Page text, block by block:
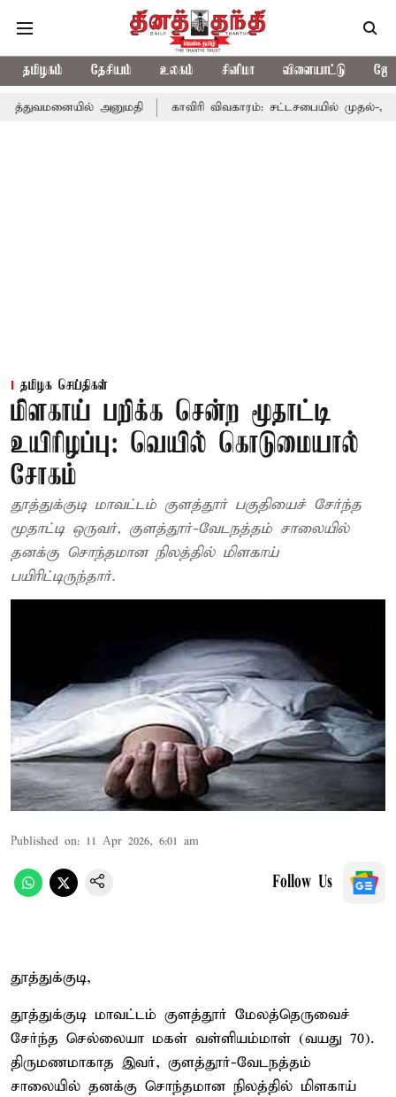
தமிழகம் தேசியம் உலகம் சினிமா விளையாட்டு
அனுமதி காவிரி விவகாரம்: சட்டசபையில் முதல்-அமைச்சர்
தமிழக செய்திகள்
மிளகாய் பறிக்க சென்ற மூதாட்டி
உயிரிழப்பு: வெயில் கொடுமையால்
சோகம்
தூத்துக்குடி மாவட்டம் குளத்தூர் பகுதியைச் சேர்ந்த
மூதாட்டி ஒருவர், குளத்தூர்-வேடநத்தம் சாலையில்
தனக்கு சொந்தமான நிலத்தில் மிளகாய்
பயிரிட்டிருந்தார்.
Published on: 11 Apr 2026, 6:01 am
Follow Us
தூத்துக்குடி,
தூத்துக்குடி மாவட்டம் குளத்தூர் மேலத்தெருவைச்
சேர்ந்த செல்லையா மகள் வள்ளியம்மாள் (வயது 70).
திருமணமாகாத இவர், குளத்தூர்-வேடநத்தம்
சாலையில் தனக்கு சொந்தமான நிலத்தில் மிளகாய்